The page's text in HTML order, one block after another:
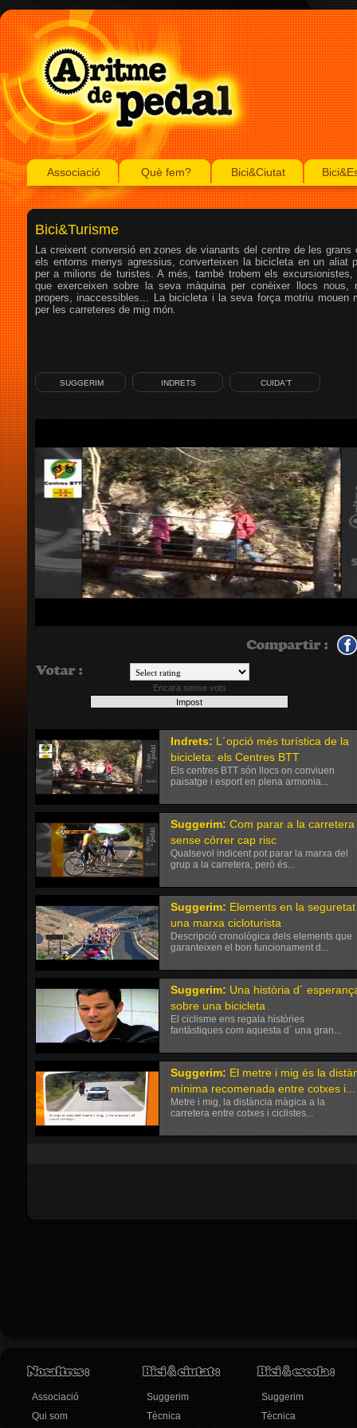
Associació Què fem? Bici&Ciutat
Bici&Turisme
La creixent conversió en zones de vianants del centre de les grans
els entorns menys agressius, converteixen la bicicleta en un aliat
per a milions de turistes. A més, també trobem els excursionistes,
que exerceixen sobre la seva màquina per conèixer llocs nous,
propers, inaccessibles... La bicicleta i la seva força motriu mouen
per les carreteres de mig món.
SUGGERIM INDRETS CUIDA'T
Encara sense vots
Indrets: L´opció més turística de la
bicicleta: els Centres BTT
Els centres BTT són llocs on conviuen
paisatge i esport en plena armonia...
Suggerim: Com parar a la carretera
sense córrer cap risc
Qualsevol indicent pot parar la marxa del
grup a la carretera, però és...
Suggerim: Elements en la seguretat
una marxa cicloturista
Descripció cronològica dels elements que
garanteixen el bon funcionament d...
Suggerim: Una història d´
sobre una bicicleta
El ciclisme ens regala històries
fantàstiques com aquesta d´ una gran...
Suggerim: El metre i mig és la
mínima recomenada entre cotxes i...
Metre i mig, la distància màgica a la
carretera entre cotxes i ciclistes...
Associació
Qui som
Suggerim
Tècnica
Suggerim
Tècnica